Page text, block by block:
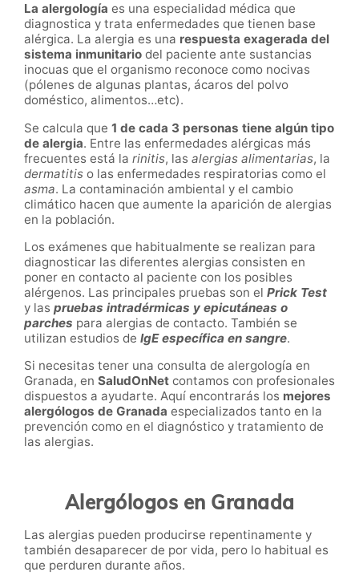
La alergología es una especialidad médica que
diagnostica y trata enfermedades que tienen base
alérgica. La alergia es una respuesta exagerada del
sistema inmunitario del paciente ante sustancias
inocuas que el organismo reconoce como nocivas
(pólenes de algunas plantas, ácaros del polvo
doméstico, alimentos…etc).
Se calcula que 1 de cada 3 personas tiene algún tipo
de alergia. Entre las enfermedades alérgicas más
frecuentes está la rinitis, las alergias alimentarias, la
dermatitis o las enfermedades respiratorias como el
asma. La contaminación ambiental y el cambio
climático hacen que aumente la aparición de alergias
en la población.
Los exámenes que habitualmente se realizan para
diagnosticar las diferentes alergias consisten en
poner en contacto al paciente con los posibles
alérgenos. Las principales pruebas son el Prick Test
y las pruebas intradérmicas y epicutáneas o
parches para alergias de contacto. También se
utilizan estudios de IgE específica en sangre.
Si necesitas tener una consulta de alergología en
Granada, en SaludOnNet contamos con profesionales
dispuestos a ayudarte. Aquí encontrarás los mejores
alergólogos de Granada especializados tanto en la
prevención como en el diagnóstico y tratamiento de
las alergias.
Alergólogos en Granada
Las alergias pueden producirse repentinamente y
también desaparecer de por vida, pero lo habitual es
que perduren durante años.